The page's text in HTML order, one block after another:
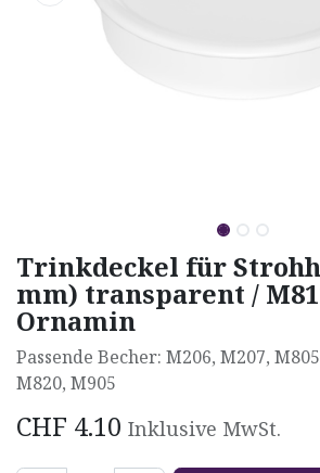
Trinkdeckel für
mm) transparent /
Ornamin
Passende Becher: M206, M207,
M820, M905
CHF 4.10 Inklusive MwSt.